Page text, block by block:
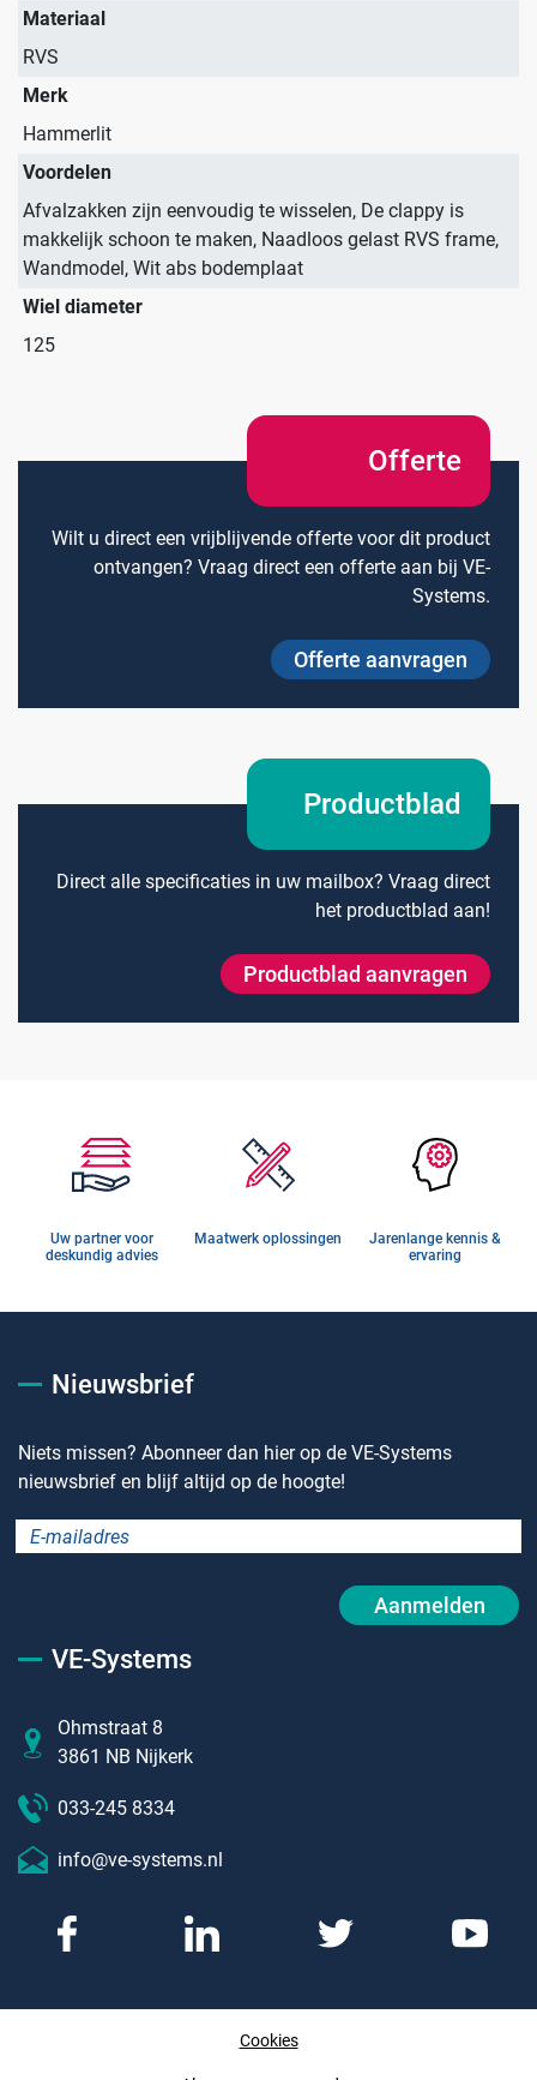
Materiaal
RVS
Merk
Hammerlit
Voordelen
Afvalzakken zijn eenvoudig te wisselen, De clappy is
makkelijk schoon te maken, Naadloos gelast RVS frame,
Wandmodel, Wit abs bodemplaat
Wiel diameter
125
Offerte
Wilt u direct een vrijblijvende offerte voor dit product
ontvangen? Vraag direct een offerte aan bij VE-
Systems.
Offerte aanvragen
Productblad
Direct alle specificaties in uw mailbox? Vraag direct
het productblad aan!
Productblad aanvragen
Uw partner voor
deskundig advies
Maatwerk oplossingen
Jarenlange kennis &
ervaring
Nieuwsbrief
Niets missen? Abonneer dan hier op de VE-Systems
nieuwsbrief en blijf altijd op de hoogte!
Aanmelden
VE-Systems
Ohmstraat 8
3861 NB Nijkerk
033-245 8334
info@ve-systems.nl
Cookies
Onze merken
Over VE-Systems
Blog
Afspraak maken